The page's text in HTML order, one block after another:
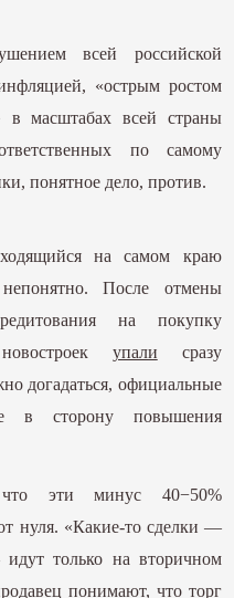
всей российской
«острым ростом
в масштабах всей страны
по самому
понятное дело, против.
на самом краю
После отмены
на покупку
упали сразу
догадаться, официальные
в сторону повышения
эти минус 40−50%
нуля. «Какие-то сделки —
только на вторичном
понимают, что торг